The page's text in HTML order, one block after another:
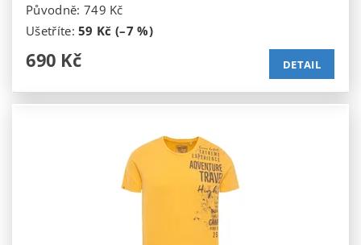
Původně: 749 Kč
Ušetříte:59 Kč (–7 %)
690 Kč DETAIL